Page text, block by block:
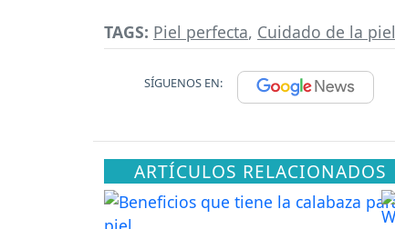
TAGS: Piel perfecta, Cuidado de la piel
SÍGUENOS EN:
ARTÍCULOS RELACIONADOS